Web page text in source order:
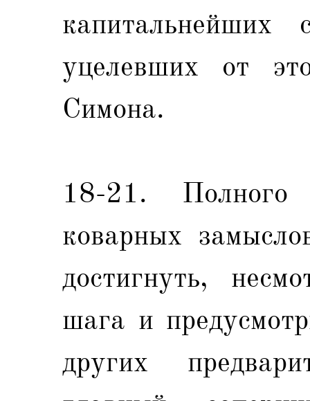
уцелевших от
Симона.
18-21. Полного
коварных
достигнуть,
шага и
других